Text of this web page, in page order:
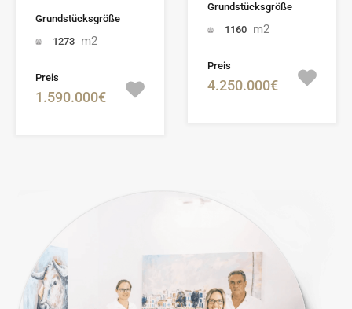
Grundstücksgröße
1273 m2
Preis
1.590.000€
Grundstücksgröße
1160 m2
Preis
4.250.000€